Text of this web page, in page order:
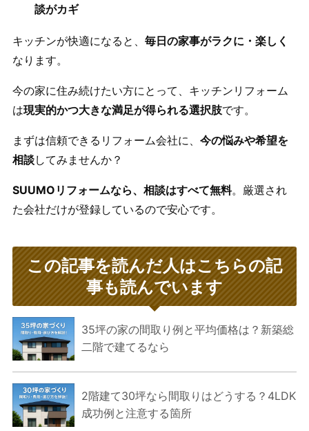
談がカギ
キッチンが快適になると、 毎日の家事がラクに・楽しく
なります。
今の家に住み続けたい方にとって、キッチンリフォーム
は現実的かつ大きな満足が得られる選択肢です。
まずは信頼できるリフォーム会社に、 今の悩みや希望を
相談してみませんか？
SUUMOリフォームなら、相談はすべて無料。厳選され
た会社だけが登録しているので安心です。
この記事を読んだ人はこちらの記
事も読んでいます
35坪の家の間取り例と平均価格は？新築総
二階で建てるなら
2階建て30坪なら間取りはどうする？4LDK
成功例と注意する箇所